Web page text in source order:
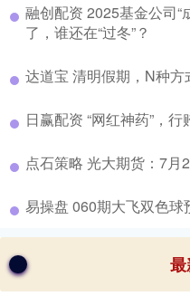
融创配资 2025基金公司“
了，谁还在“过冬”？
达道宝 清明假期，N种方
日赢配资 “网红神药”，行
点石策略 光大期货：7月
易操盘 060期大飞双色